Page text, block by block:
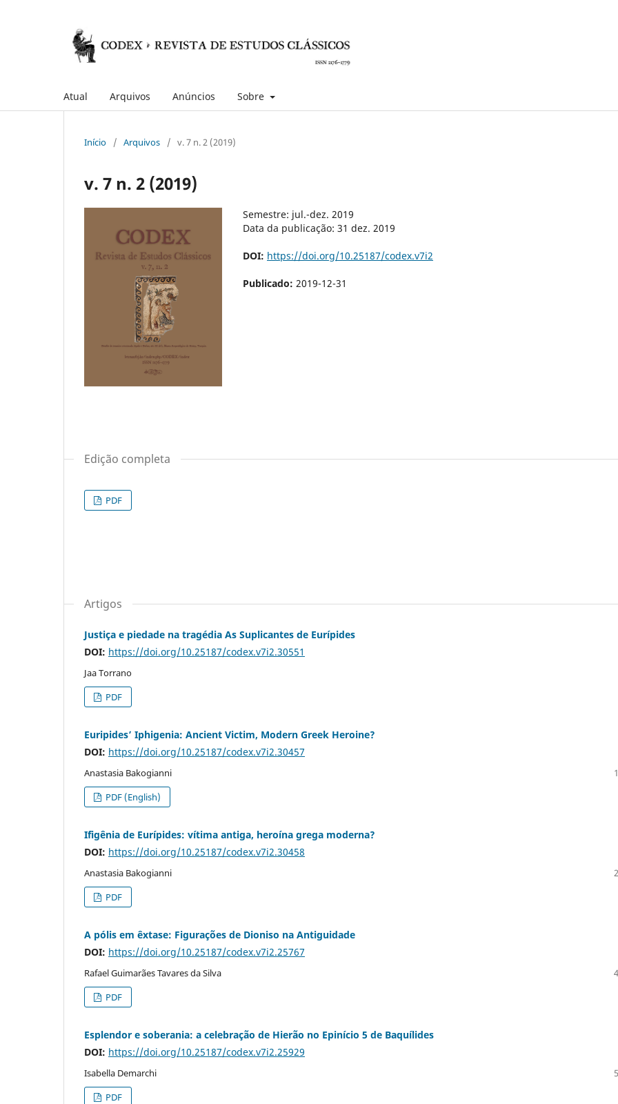
Atual Arquivos Anúncios Sobre
Início / Arquivos / v. 7 n. 2 (2019)
v. 7 n. 2 (2019)
Semestre: jul.-dez. 2019
Data da publicação: 31 dez. 2019
DOI: https://doi.org/10.25187/codex.v7i2
Publicado: 2019-12-31
Edição completa
PDF
Artigos
Justiça e piedade na tragédia As Suplicantes de Eurípides
DOI: https://doi.org/10.25187/codex.v7i2.30551
Jaa Torrano
PDF
Euripides’ Iphigenia: Ancient Victim, Modern Greek Heroine?
DOI: https://doi.org/10.25187/codex.v7i2.30457
Anastasia Bakogianni
PDF (English)
Ifigênia de Eurípides: vítima antiga, heroína grega moderna?
DOI: https://doi.org/10.25187/codex.v7i2.30458
Anastasia Bakogianni
PDF
A pólis em êxtase: Figurações de Dioniso na Antiguidade
DOI: https://doi.org/10.25187/codex.v7i2.25767
Rafael Guimarães Tavares da Silva
PDF
Esplendor e soberania: a celebração de Hierão no Epinício 5 de Baquílides
DOI: https://doi.org/10.25187/codex.v7i2.25929
Isabella Demarchi
PDF